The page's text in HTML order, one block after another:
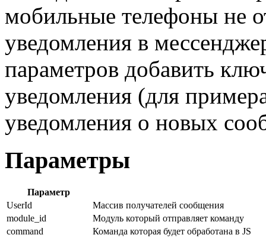
мобильные телефоны не
уведомления в
параметров добавить
уведомления (для
уведомления о новых
Параметры
Параметр
UserId
Массив получателей сообщения
module_id
Модуль который отправляет команду
command
Команда которая будет обработана в JS